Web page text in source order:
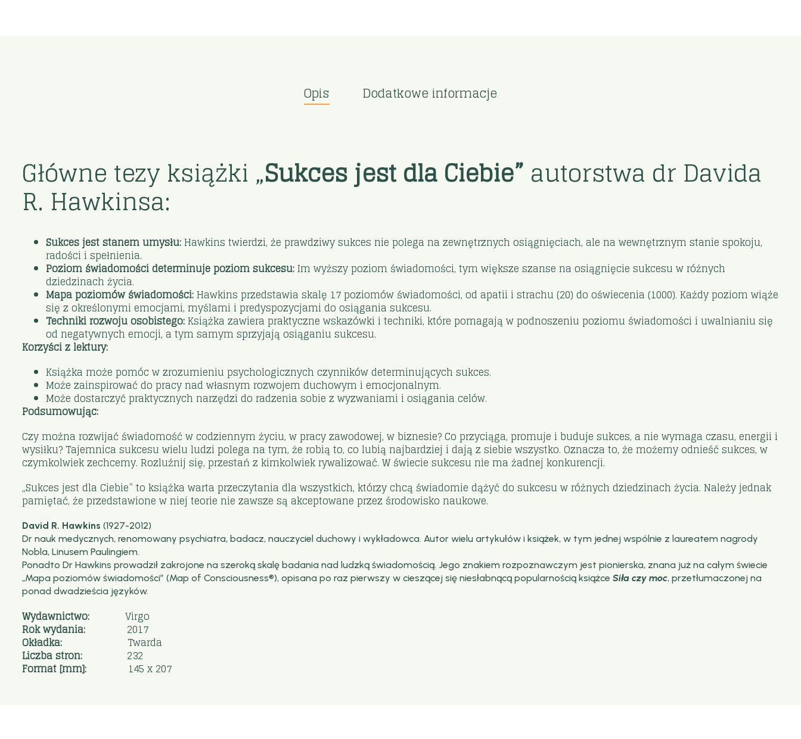
Opis Dodatkowe informacje
Główne tezy książki „Sukces jest dla Ciebie” autorstwa dr Davida
R. Hawkinsa:
Sukces jest stanem umysłu: Hawkins twierdzi, że prawdziwy sukces nie polega na zewnętrznych osiągnięciach, ale na wewnętrznym stanie spokoju,
radości i spełnienia.
Poziom świadomości determinuje poziom sukcesu:Im wyższy poziom świadomości, tym większe szanse na osiągnięcie sukcesu w różnych
dziedzinach życia.
Mapa poziomów świadomości: Hawkins przedstawia skalę 17 poziomów świadomości, od apatii i strachu (20) do oświecenia (1000). Każdy poziom wiąże
się z określonymi emocjami, myślami i predyspozycjami do osiągania sukcesu.
Techniki rozwoju osobistego: Książka zawiera praktyczne wskazówki i techniki, które pomagają w podnoszeniu poziomu świadomości i uwalnianiu się
od negatywnych emocji, a tym samym sprzyjają osiąganiu sukcesu.
Korzyści z lektury:
Książka może pomóc w zrozumieniu psychologicznych czynników determinujących sukces.
Może zainspirować do pracy nad własnym rozwojem duchowym i emocjonalnym.
Może dostarczyć praktycznych narzędzi do radzenia sobie z wyzwaniami i osiągania celów.
Podsumowując:
Czy można rozwijać świadomość w codziennym życiu, w pracy zawodowej, w biznesie? Co przyciąga, promuje i buduje sukces, a nie wymaga czasu, energii i
wysiłku? Tajemnica sukcesu wielu ludzi polega na tym, że robią to, co lubią najbardziej i dają z siebie wszystko. Oznacza to, że możemy odnieść sukces, w
czymkolwiek zechcemy. Rozluźnij się, przestań z kimkolwiek rywalizować. W świecie sukcesu nie ma żadnej konkurencji.
„Sukces jest dla Ciebie” to książka warta przeczytania dla wszystkich, którzy chcą świadomie dążyć do sukcesu w różnych dziedzinach życia. Należy jednak
pamiętać, że przedstawione w niej teorie nie zawsze są akceptowane przez środowisko naukowe.
David R. Hawkins (1927-2012)
Dr nauk medycznych, renomowany psychiatra, badacz, nauczyciel duchowy i wykładowca. Autor wielu artykułów i książek, w tym jednej wspólnie z laureatem nagrody
Nobla, Linusem Paulingiem.
Ponadto Dr Hawkins prowadził zakrojone na szeroką skalę badania nad ludzką świadomością. Jego znakiem rozpoznawczym jest pionierska, znana już na całym świecie
„Mapa poziomów świadomości” (Map of Consciousness®), opisana po raz pierwszy w cieszącej się niesłabnącą popularnością książce Siła czy moc, przetłumaczonej na
ponad dwadzieścia języków.
Wydawnictwo: Virgo
Rok wydania: 2017
Okładka: Twarda
Liczba stron: 232
Format [mm]: 145 x 207